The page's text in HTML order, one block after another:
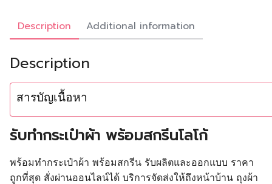
Description Additional information
Description
สารบัญเนื้อหา
รับทำกระเป๋าผ้า พร้อมสกรีนโลโก้
พร้อมทำกระเป๋าผ้า พร้อมสกรีน รับผลิตและออกแบบ ราคา
ถูกที่สุด สั่งผ่านออนไลน์ได้ บริการจัดส่งให้ถึงหน้าบ้าน ถุงผ้า